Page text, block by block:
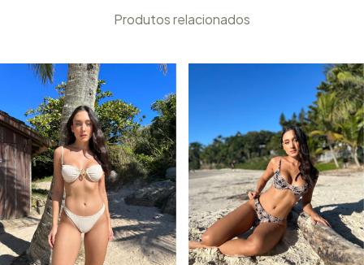
Produtos relacionados